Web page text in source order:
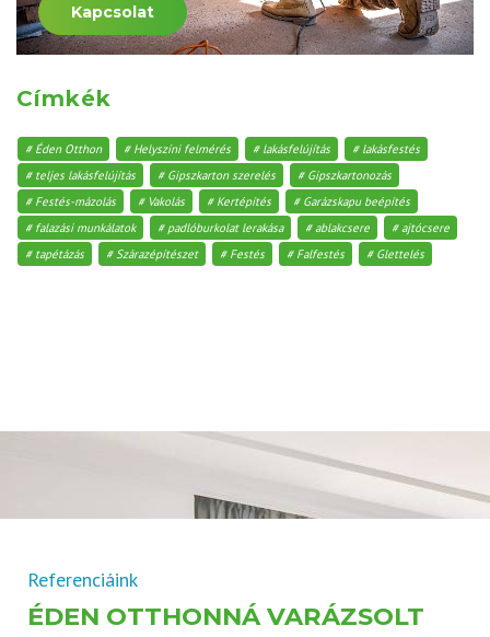
Kapcsolat
Címkék
Éden Otthon Helyszíni felmérés lakásfelújítás
lakásfestés
teljes lakásfelújítás
Gipszkarton szerelés
Gipszkartonozás
Festés-mázolás
Vakolás Kertépítés
Garázskapu beépítés
falazási munkálatok
padlóburkolat lerakása ablakcsere
ajtócsere
tapétázás
Szárazépítészet Festés Falfestés Glettelés
Referenciáink
ÉDEN OTTHONNÁ VARÁZSOLT